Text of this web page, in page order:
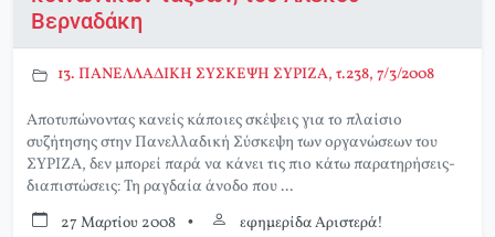
Βερναδάκη
13. ΠΑΝΕΛΛΑΔΙΚΗ ΣΥΣΚΕΨΗ ΣΥΡΙΖΑ, τ.238, 7/3/2008
Αποτυπώνοντας κανείς κάποιες σκέψεις για το πλαίσιο
συζήτησης στην Πανελλαδική Σύσκεψη των οργανώσεων του
ΣΥΡΙΖΑ, δεν μπορεί παρά να κάνει τις πιο κάτω παρατηρήσεις-
διαπιστώσεις: Τη ραγδαία άνοδο που ...
27 Μαρτίου 2008 • εφημερίδα Αριστερά!